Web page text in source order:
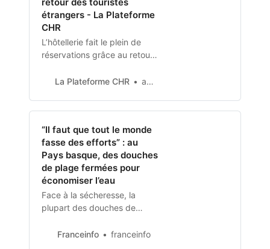
étrangers - La Plateforme
CHR
L’hôtellerie fait le plein de
réservations grâce au retour
touristes étrangers sont de
croissance française depuis
quelques mois
La Plateforme CHR admin
“Il faut que tout le monde
fasse des efforts” : au
Pays basque, des douches
de plage fermées pour
économiser l’eau
Face à la sécheresse, la
plupart des douches de
plages de la côte basque.
Franceinfo franceinfo